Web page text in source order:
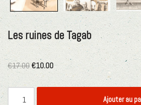
Les ruines de Tagab
€17.00 €10.00
Ajouter au